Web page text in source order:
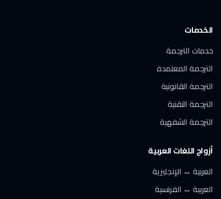
الخدمات
خدمات الترجمة
الترجمة المعتمدة
الترجمة القانونية
الترجمة التقنية
الترجمة الشفهية
أزواج اللغات العربية
العربية ↔ الإنجليزية
العربية ↔ الفرنسية